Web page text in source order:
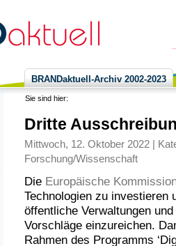
BRANDaktuell-Archiv 2002-2023
Sie sind hier:
Dritte
Mittwoch, 12. Oktober 2022 |
Forschung/Wissenschaft
Die Europäische
Technologien zu investieren
öffentliche Verwaltungen
Vorschläge einzureichen.
Rahmen des Programms